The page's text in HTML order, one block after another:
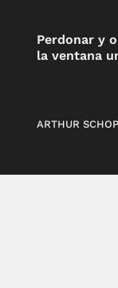
Perdonar y
la ventana
ARTHUR